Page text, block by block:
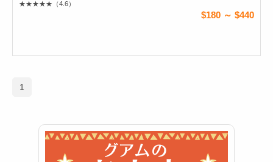
★★★★★ （4.6）
$180 ～ $440
1